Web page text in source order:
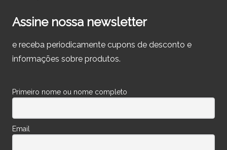
Assine nossa newsletter
e receba periodicamente cupons de desconto e
informações sobre produtos.
Primeiro nome ou nome completo
Email